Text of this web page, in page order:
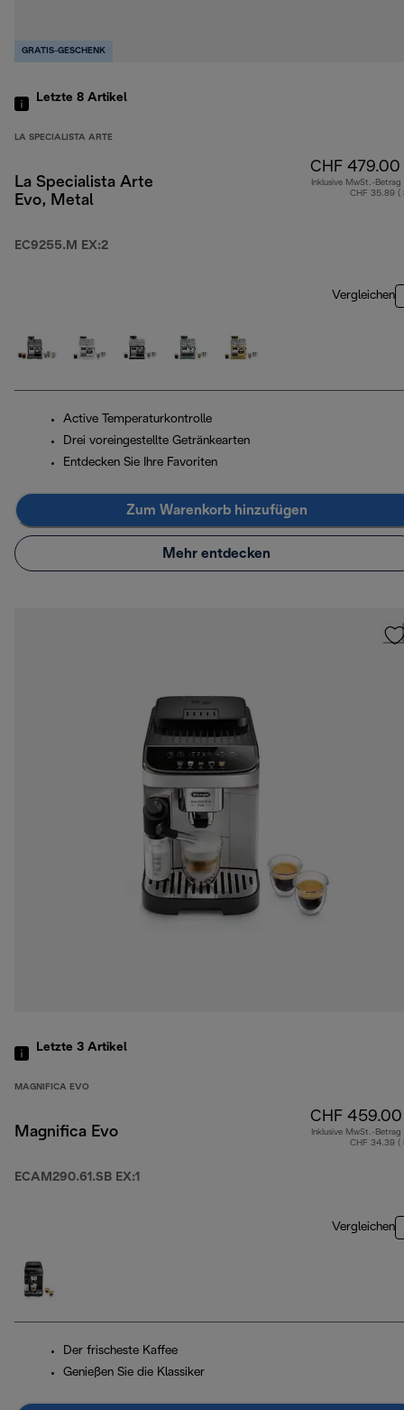
GRATIS-GESCHENK
Letzte 8 Artikel
LA SPECIALISTA ARTE
La Specialista Arte
Evo, Metal
EC9255.M EX:2
CHF 479.00
Inklusive MwSt.-Betrag
CHF 35.89 (
Vergleichen
Active Temperaturkontrolle
Drei voreingestellte Getränkearten
Entdecken Sie Ihre Favoriten
Zum Warenkorb hinzufügen
Mehr entdecken
Letzte 3 Artikel
MAGNIFICA EVO
Magnifica Evo
ECAM290.61.SB EX:1
CHF 459.00
Inklusive MwSt.-Betrag
CHF 34.39 (
Vergleichen
Der frischeste Kaffee
Genießen Sie die Klassiker